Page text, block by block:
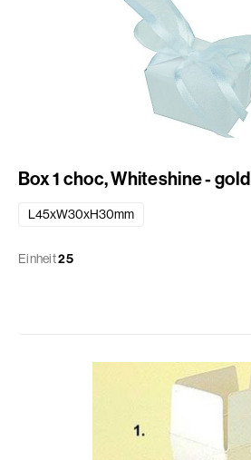
Box 1 choc, Whiteshine - gold
L45xW30xH30mm
Einheit25